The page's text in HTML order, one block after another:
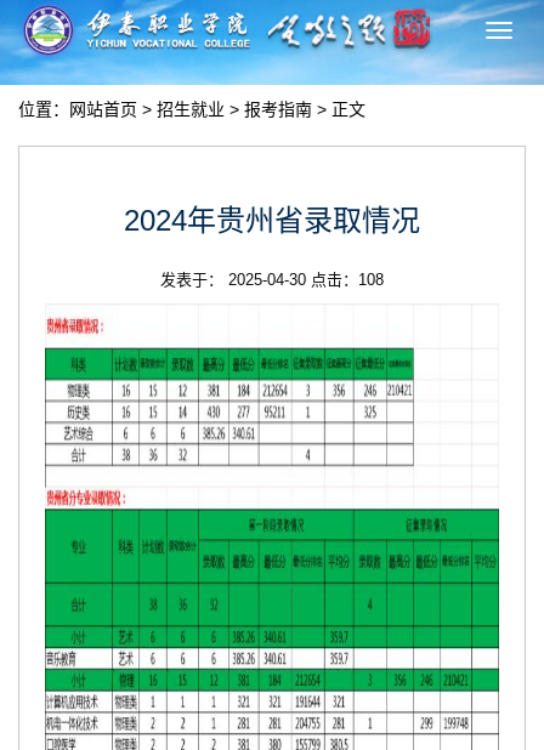
切
换
位置： 网站首页 > 招生就业 > 报考指南 > 正文
2024年贵州省录取情况
发表于： 2025-04-30 点击： 108